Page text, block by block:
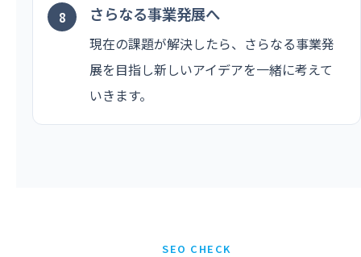
さらなる事業発展へ
現在の課題が解決したら、さらなる事業発
展を目指し新しいアイデアを一緒に考えて
いきます。
SEO CHECK